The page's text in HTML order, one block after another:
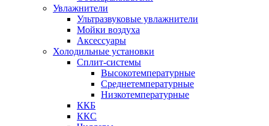
Увлажнители
Ультразвуковые увлажнители
Мойки воздуха
Аксессуары
Холодильные установки
Сплит-системы
Высокотемпературные
Среднетемпературные
Низкотемпературные
ККБ
ККС